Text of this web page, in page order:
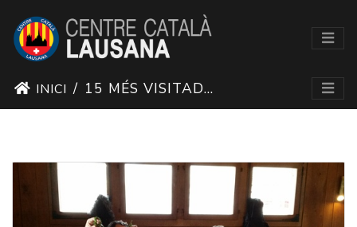
INICI 15 MÉS VISITADES